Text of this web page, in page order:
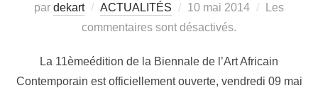
par dekart ACTUALITÉS 10 mai 2014
Les
commentaires sont désactivés.
La 11èmeédition de la Biennale de l’Art Africain
Contemporain est officiellement ouverte, vendredi 09 mai